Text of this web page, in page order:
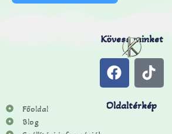
Kövess minket
Oldaltérkép
Főoldal
Blog